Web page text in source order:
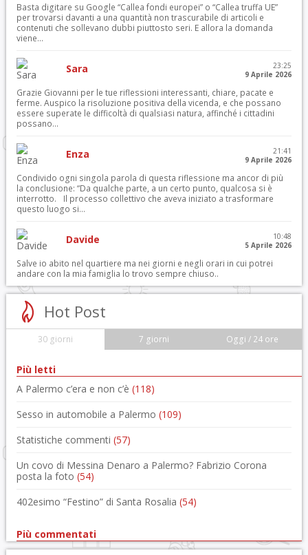
Basta digitare su Google “Callea fondi europei” o “Callea truffa UE”
per trovarsi davanti a una quantità non trascurabile di articoli e
contenuti che sollevano dubbi piuttosto seri. E allora la domanda
viene...
Sara
23:25
9 Aprile 2026
Grazie Giovanni per le tue riflessioni interessanti, chiare, pacate e
ferme. Auspico la risoluzione positiva della vicenda, e che possano
essere superate le difficoltà di qualsiasi natura, affinché i cittadini
possano...
Enza
21:41
9 Aprile 2026
Condivido ogni singola parola di questa riflessione ma ancor di più
la conclusione: “Da qualche parte, a un certo punto, qualcosa si è
interrotto. Il processo collettivo che aveva iniziato a trasformare
questo luogo si...
Davide
10:48
5 Aprile 2026
Salve io abito nel quartiere ma nei giorni e negli orari in cui potrei
andare con la mia famiglia lo trovo sempre chiuso..
Hot Post
30 giorni 7 giorni Oggi / 24 ore
Più letti
A Palermo c’era e non c’è (118)
Sesso in automobile a Palermo (109)
Statistiche commenti (57)
Un covo di Messina Denaro a Palermo? Fabrizio Corona
posta la foto (54)
402esimo “Festino” di Santa Rosalia (54)
Più commentati